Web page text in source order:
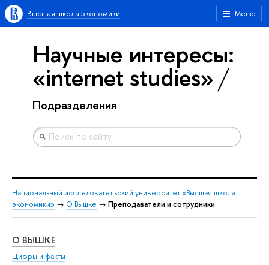
Меню
Высшая школа экономики
Научные интересы:
«internet studies»
Подразделения
Национальный исследовательский университет «Высшая школа
экономики» → О Вышке → Преподаватели и сотрудники
О ВЫШКЕ
Цифры и факты